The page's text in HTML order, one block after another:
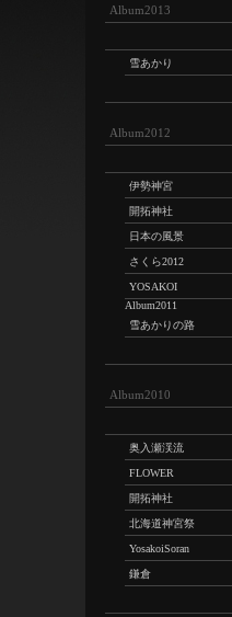
Album2013
雪あかり
Album2012
伊勢神宮
開拓神社
日本の風景
さくら2012
YOSAKOI
Album2011
雪あかりの路
Album2010
奥入瀬渓流
FLOWER
開拓神社
北海道神宮祭
YosakoiSoran
鎌倉